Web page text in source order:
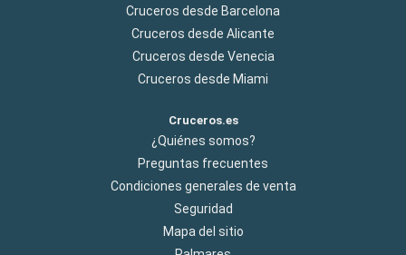
Cruceros desde Barcelona
Cruceros desde Alicante
Cruceros desde Venecia
Cruceros desde Miami
Cruceros.es
¿Quiénes somos?
Preguntas frecuentes
Condiciones generales de venta
Seguridad
Mapa del sitio